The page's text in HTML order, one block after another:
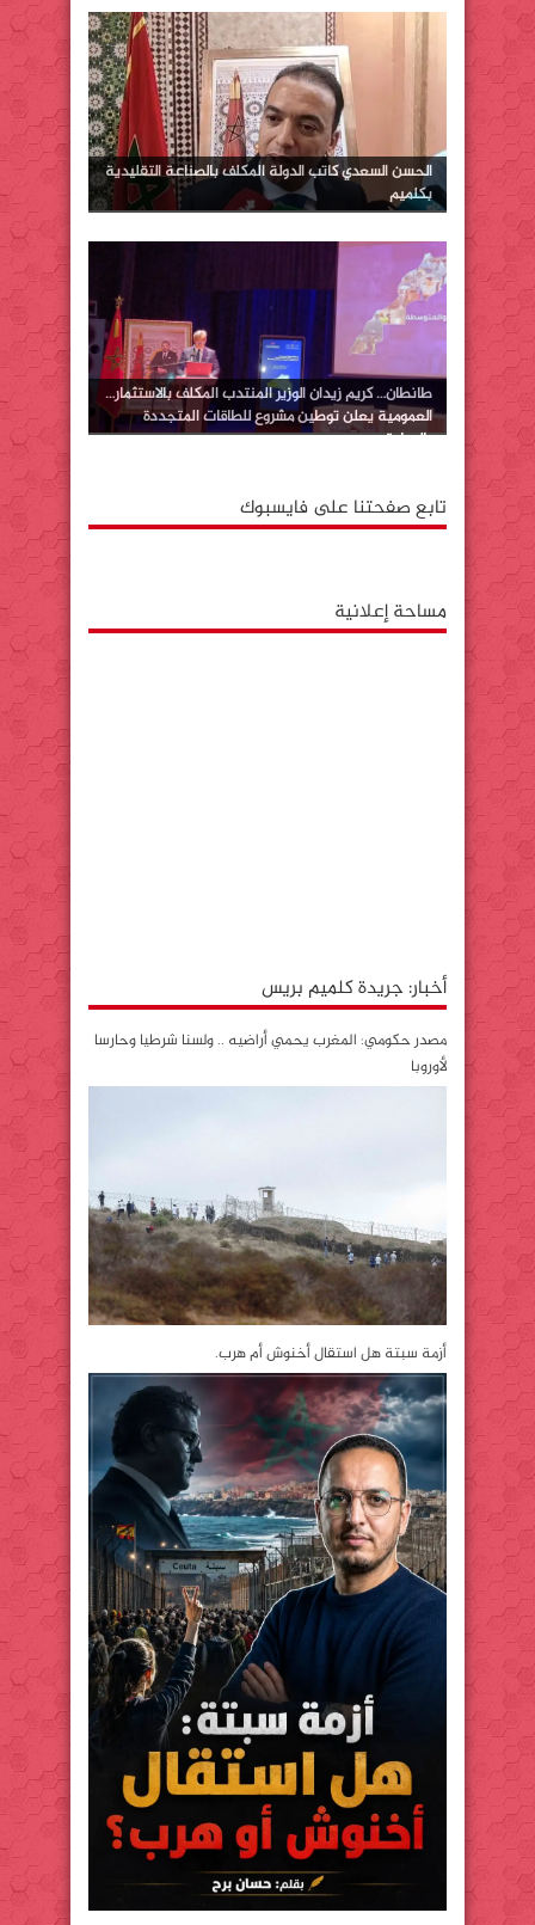
الحسن السعدي كاتب الدولة المكلف بالصناعة التقليدية
بكلميم
طانطان… كريم زيدان الوزير المنتدب المكلف بالاستثمار…
العمومية يعلن توطين مشروع للطاقات المتجددة
بالوطية
تابع صفحتنا على فايسبوك
مساحة إعلانية
أخبار: جريدة كلميم بريس
مصدر حكومي: المغرب يحمي أراضيه .. ولسنا شرطيا وحارسا
لأوروبا
أزمة سبتة هل استقال أخنوش أم هرب.